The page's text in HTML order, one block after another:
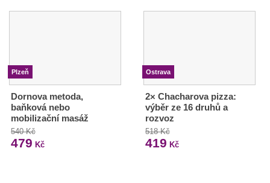
Plzeň
Dornova metoda,
baňková nebo
mobilizační masáž
540 Kč
479 Kč
Ostrava
2× Chacharova pizza:
výběr ze 16 druhů a
rozvoz
518 Kč
419 Kč